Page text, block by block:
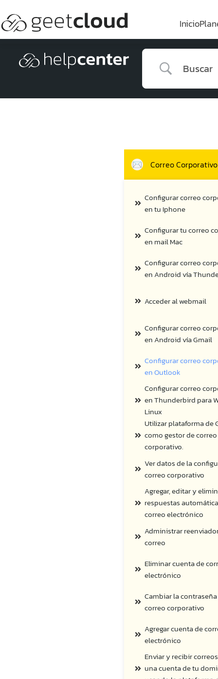
Inicio
Correo Corporativo
Configurar correo
en tu Iphone
Configurar tu correo
en mail Mac
Configurar correo
en Android vía
Acceder al webmail
Configurar correo
en Android vía Gmail
Configurar correo
en Outlook
Configurar correo
en Thunderbird para
Linux
Utilizar plataforma de
como gestor de correo
corporativo.
Ver datos de la
correo corporativo
Agregar, editar y
respuestas
correo electrónico
Administrar
correo
Eliminar cuenta de
electrónico
Cambiar la
correo corporativo
Agregar cuenta de
electrónico
Enviar y recibir
una cuenta de tu